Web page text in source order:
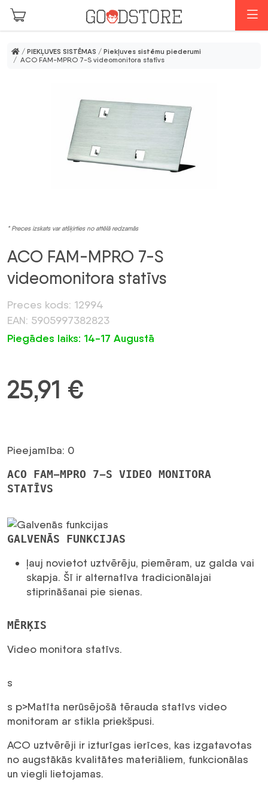
Skip to main content
/ PIEKĻUVES SISTĒMAS / Piekļuves sistēmu piederumi
/ ACO FAM-MPRO 7-S videomonitora statīvs
* Preces izskats var atšķirties no attēlā redzamās
ACO FAM-MPRO 7-S
videomonitora statīvs
Preces kods: 12994
EAN: 5905997382823
Piegādes laiks: 14-17 Augustā
25,91 €
Pieejamība: 0
ACO FAM-MPRO 7-S VIDEO MONITORA
STATĪVS
GALVENĀS FUNKCIJAS
ļauj novietot uztvērēju, piemēram, uz galda vai
skapja. Šī ir alternatīva tradicionālajai
stiprināšanai pie sienas.
MĒRĶIS
Video monitora statīvs.
s
s p>Matīta nerūsējošā tērauda statīvs video
monitoram ar stikla priekšpusi.
ACO uztvērēji ir izturīgas ierīces, kas izgatavotas
no augstākās kvalitātes materiāliem, funkcionālas
un viegli lietojamas.